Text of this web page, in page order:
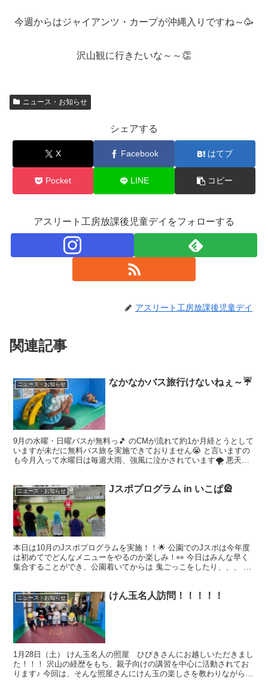
今週からはジャイアンツ・カープが沖縄入りですね～🥳
沢山観に行きたいな～～👏
ニュース・お知らせ
シェアする
X Facebook はてブ
Pocket LINE コピー
アスリート工房放課後児童デイをフォローする
アスリート工房放課後児童デイ
関連記事
ニュース・お知らせ なかなかバス旅行けないねぇ～☔
9月の水曜・日曜バスが無料っ🎵 のCMが流れて約1か月経とうとして
いますが未だに無料バス旅を実施できておりません😭 と言いますの
も今月入って水曜日は毎週大雨、強風に泣かされています🌪 悪天候
ニュース・お知らせ Jスポプログラム in いこぱ🎡
本日は10月のJスポプログラムを実施！！🌟 公園でのJスポは今年度
は初めてでどんなメニューをやるのか楽しみ！👀 今日はみんな早く
集合することができ、公園着いてからは 鬼ごっこをしたり、、、 運
ニュース・お知らせ けん玉名人訪問！！！！！
1月28日（土） けん玉名人の照屋 ひびきさんにお越しいただきまし
た！！！ 沢山の経歴をもち、親子向けの講習を中心に活動されてお
ります♪ 今回は、そんな照屋さんにけん玉の楽しさを教わりながら技